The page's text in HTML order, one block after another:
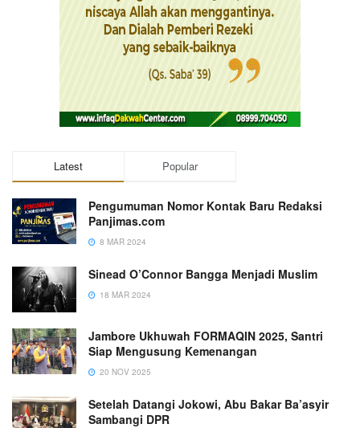
Latest Popular
Pengumuman Nomor Kontak Baru Redaksi
Panjimas.com
8 MAR 2024
Sinead O’Connor Bangga Menjadi Muslim
18 MAR 2024
Jambore Ukhuwah FORMAQIN 2025, Santri
Siap Mengusung Kemenangan
20 NOV 2025
Setelah Datangi Jokowi, Abu Bakar Ba’asyir
Sambangi DPR